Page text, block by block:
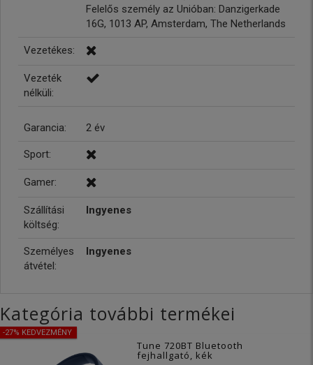
Felelős személy az Unióban: Danzigerkade
16G, 1013 AP, Amsterdam, The Netherlands
Vezetékes:
Vezeték
nélküli:
Garancia: 2 év
Sport:
Gamer:
Szállítási
költség:
Ingyenes
Személyes
átvétel:
Ingyenes
Kategória további termékei
-27% KEDVEZMÉNY
Tune 720BT Bluetooth
fejhallgató, kék